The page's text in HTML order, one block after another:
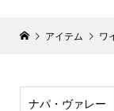
アイテム ワ
ナパ・ヴァレー